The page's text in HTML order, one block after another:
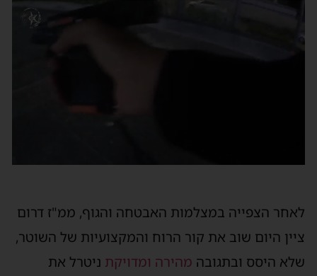
לאחר הצפייה במצלמות האבטחה והגוף, ממ"ז דרום
ציין היום שוב את קור הרוח והמקצועיות של השוטר,
שלא היסס ובתגובה מהירה ומדויקת ניטרל את